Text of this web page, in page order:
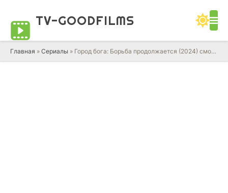
TV-GOODFILMS
Главная » Сериалы » Город бога: Борьба продолжается (2024) смотреть онлайн сериал в HD качестве 720 - 1080 бесплатно